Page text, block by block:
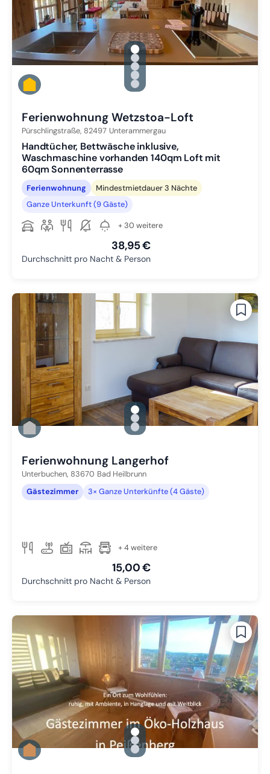
gallery.slide_selector
Zu Slide 1 wechseln
Zu Slide 2 wechseln
Zu Slide 3 wechseln
Zu Slide 4 wechseln
Zu Slide 5 wechseln
Ferienwohnung Wetzstoa-Loft
Pürschlingstraße, 82497 Unterammergau
Handtücher, Bettwäsche inklusive,
Waschmaschine vorhanden 140qm Loft mit
60qm Sonnenterrasse
Ferienwohnung
Mindestmietdauer 3 Nächte
Ganze Unterkunft (9 Gäste)
+ 30 weitere
38,95 €
Durchschnitt pro Nacht & Person
gallery.slide_selector
Zu Slide 1 wechseln
Zu Slide 2 wechseln
Zu Slide 3 wechseln
Ferienwohnung Langerhof
Unterbuchen, 83670 Bad Heilbrunn
Gästezimmer
3× Ganze Unterkünfte (4 Gäste)
+ 4 weitere
15,00 €
Durchschnitt pro Nacht & Person
gallery.slide_selector
Zu Slide 1 wechseln
Zu Slide 2 wechseln
Zu Slide 3 wechseln